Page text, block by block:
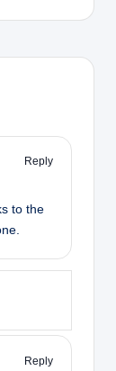
Reply
to the
Reply